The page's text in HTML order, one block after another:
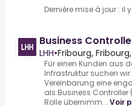
Dernière mise à jour : il
Business
LHH•Fribourg,
Für einen Kunden aus
Infrastruktur suchen
Vereinbarung eine
als.Business
Rolle übernimm... Voir